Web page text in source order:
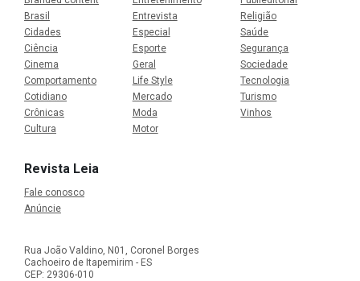
Brasil
Cidades
Ciência
Cinema
Comportamento
Cotidiano
Crônicas
Cultura
Entrevista
Especial
Esporte
Geral
Life Style
Mercado
Moda
Motor
Religião
Saúde
Segurança
Sociedade
Tecnologia
Turismo
Vinhos
Revista Leia
Fale conosco
Anúncie
Rua João Valdino, N01, Coronel Borges
Cachoeiro de Itapemirim - ES
CEP: 29306-010